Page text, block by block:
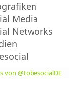
Media
Networks
von @tobesocialDE